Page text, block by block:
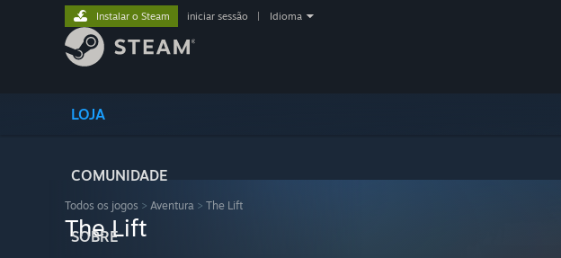
LOJA
COMUNIDADE
SOBRE
Instalar o Steam iniciar sessão Idioma
Todos os jogos > Aventura > The Lift
The Lift